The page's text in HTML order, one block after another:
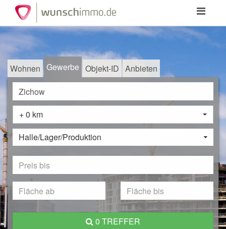
Toggle
Wohnen Gewerbe Objekt-ID Anbieten
+ 0 km
Halle/Lager/Produktion
0 TREFFER